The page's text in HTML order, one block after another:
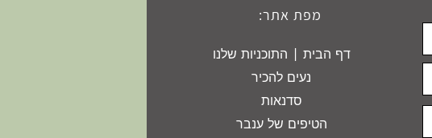
מפת אתר:
דף הבית | התוכניות שלנו
נעים להכיר
סדנאות
הטיפים של ענבר